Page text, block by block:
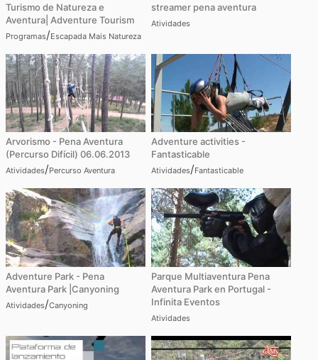
Turismo de Natureza e
Aventura| Adventure Tourism
Programas/Escapada Mais Natureza
streamer pena aventura
Atividades
Arvorismo - Pena Aventura
(Percurso Difícil) 06.06.2013
Atividades/Percurso Aventura
Adventure activities -
Fantasticable
Atividades/Fantasticable
Adventure Park - Pena
Aventura Park |Canyoning
Atividades/Canyoning
Parque Multiaventura Pena
Aventura Park en Portugal -
Infinita Eventos
Atividades